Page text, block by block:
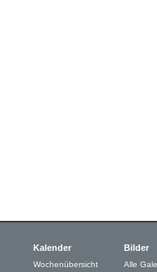
Kalender
Wochenübersicht
Bilder
Alle